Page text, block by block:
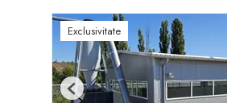
Exclusivitate
Previous